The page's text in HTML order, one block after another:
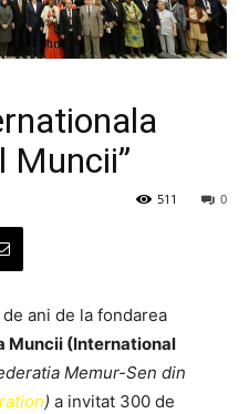
Muncii”
0
511
ani de la fondarea
Muncii (International
Memur-Sen din
) a invitat 300 de